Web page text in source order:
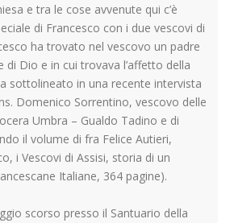
e tra le cose avvenute qui c’è
di Francesco con i due vescovi di
ha trovato nel vescovo un padre
di Dio e in cui trovava l’affetto della
sottolineato in una recente intervista
Domenico Sorrentino, vescovo delle
Umbra – Gualdo Tadino e di
il volume di fra Felice Autieri,
i Vescovi di Assisi, storia di un
Italiane, 364 pagine).
scorso presso il Santuario della